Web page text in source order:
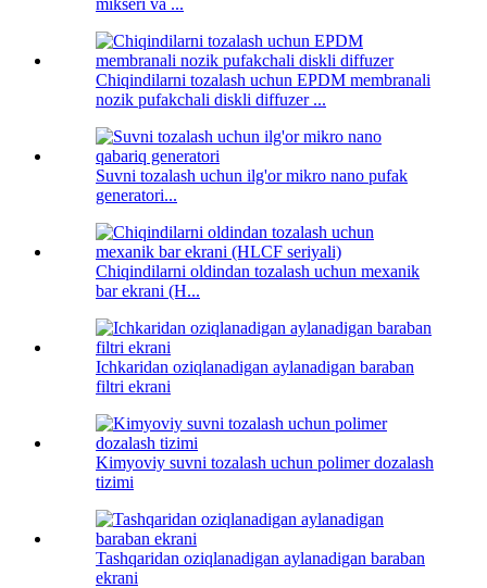
mikseri va ...
Chiqindilarni tozalash uchun EPDM membranali
nozik pufakchali diskli diffuzer ...
Suvni tozalash uchun ilg'or mikro nano pufak
generatori...
Chiqindilarni oldindan tozalash uchun mexanik
bar ekrani (H...
Ichkaridan oziqlanadigan aylanadigan baraban
filtri ekrani
Kimyoviy suvni tozalash uchun polimer dozalash
tizimi
Tashqaridan oziqlanadigan aylanadigan baraban
ekrani